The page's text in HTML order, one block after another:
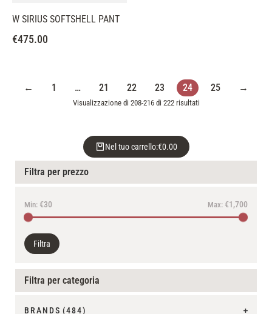
Nel tuo carrello:€0.00
Filtra per prezzo
Min: €30 Max: €1,700
Filtra
Filtra per categoria
BRANDS (484)
W SIRIUS SOFTSHELL PANT
€475.00
← 1 … 21 22 23 24 25 →
Visualizzazione di 208-216 di 222 risultati